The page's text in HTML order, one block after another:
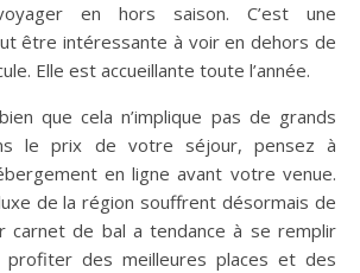
en hors saison. C’est une
être intéressante à voir en dehors de
Elle est accueillante toute l’année.
que cela n’implique pas de grands
le prix de votre séjour, pensez à
en ligne avant votre venue.
de la région souffrent désormais de
carnet de bal a tendance à se remplir
profiter des meilleures places et des